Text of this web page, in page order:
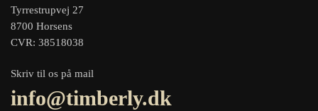
Tyrrestrupvej 27
8700 Horsens
CVR: 38518038
Skriv til os på mail
info@timberly.dk